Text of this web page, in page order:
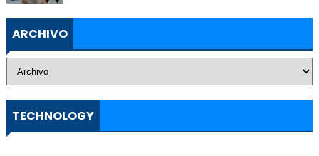
ARCHIVO
TECHNOLOGY